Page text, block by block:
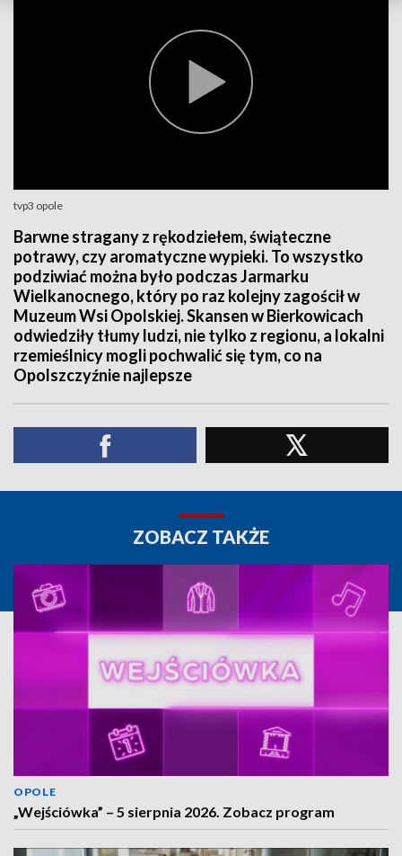
tvp3 opole
Barwne stragany z rękodziełem, świąteczne
potrawy, czy aromatyczne wypieki. To wszystko
podziwiać można było podczas Jarmarku
Wielkanocnego, który po raz kolejny zagościł w
Muzeum Wsi Opolskiej. Skansen w Bierkowicach
odwiedziły tłumy ludzi, nie tylko z regionu, a lokalni
rzemieślnicy mogli pochwalić się tym, co na
Opolszczyźnie najlepsze
ZOBACZ TAKŻE
OPOLE
„Wejściówka” – 5 sierpnia 2026. Zobacz program